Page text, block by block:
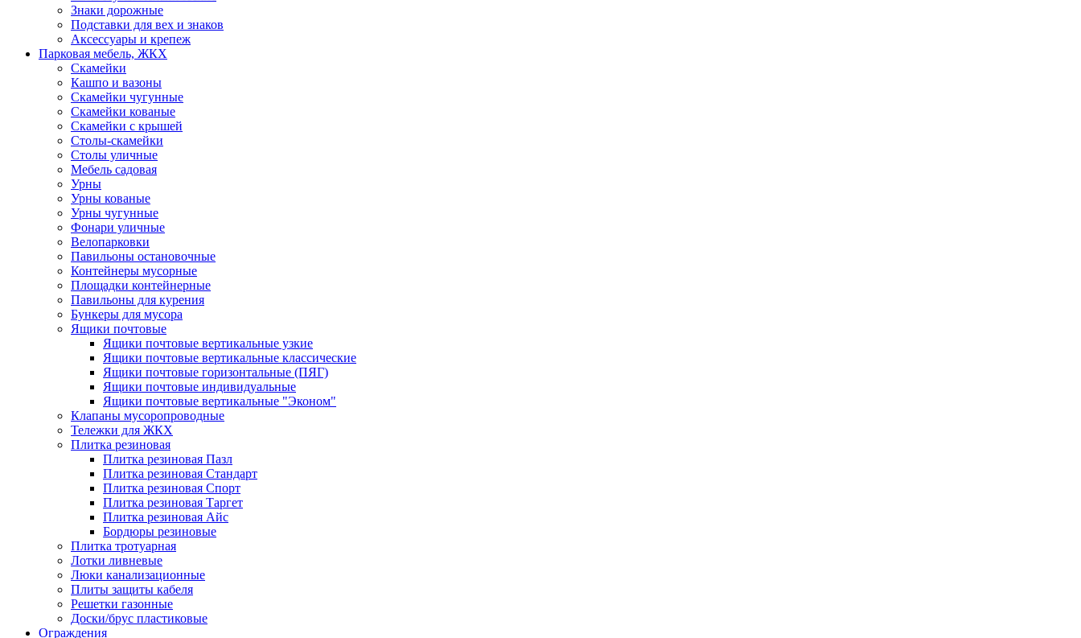
Знаки дорожные
Подставки для вех и знаков
Аксессуары и крепеж
Парковая мебель, ЖКХ
Скамейки
Кашпо и вазоны
Скамейки чугунные
Скамейки кованые
Скамейки с крышей
Столы-скамейки
Столы уличные
Мебель садовая
Урны
Урны кованые
Урны чугунные
Фонари уличные
Велопарковки
Павильоны остановочные
Контейнеры мусорные
Площадки контейнерные
Павильоны для курения
Бункеры для мусора
Ящики почтовые
Ящики почтовые вертикальные узкие
Ящики почтовые вертикальные классические
Ящики почтовые горизонтальные (ПЯГ)
Ящики почтовые индивидуальные
Ящики почтовые вертикальные "Эконом"
Клапаны мусоропроводные
Тележки для ЖКХ
Плитка резиновая
Плитка резиновая Пазл
Плитка резиновая Стандарт
Плитка резиновая Спорт
Плитка резиновая Таргет
Плитка резиновая Айс
Бордюры резиновые
Плитка тротуарная
Лотки ливневые
Люки канализационные
Плиты защиты кабеля
Решетки газонные
Доски/брус пластиковые
Ограждения